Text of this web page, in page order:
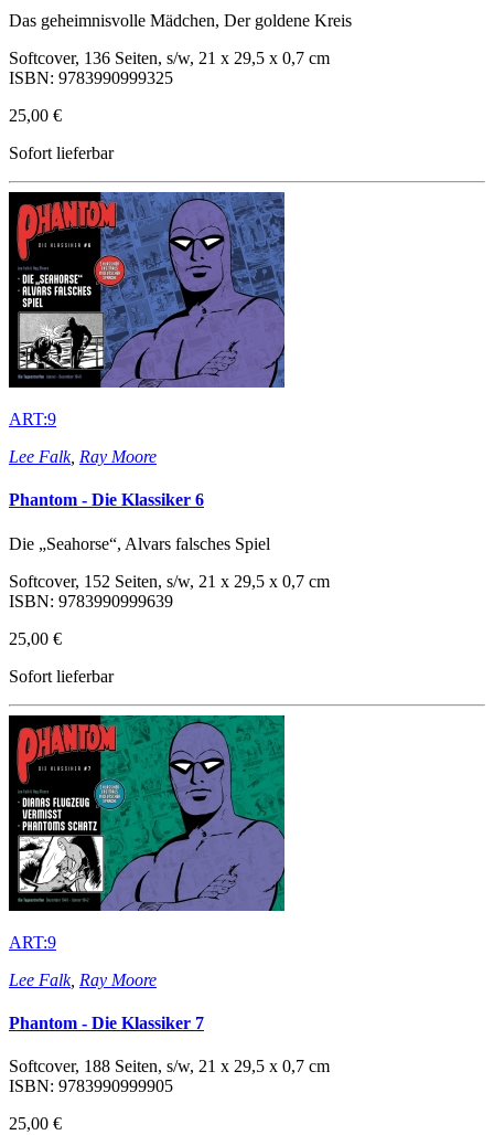
Das geheimnisvolle Mädchen, Der goldene Kreis
Softcover, 136 Seiten, s/w, 21 x 29,5 x 0,7 cm
ISBN: 9783990999325
25,00 €
Sofort lieferbar
ART:9
Lee Falk, Ray Moore
Phantom - Die Klassiker 6
Die „Seahorse“, Alvars falsches Spiel
Softcover, 152 Seiten, s/w, 21 x 29,5 x 0,7 cm
ISBN: 9783990999639
25,00 €
Sofort lieferbar
ART:9
Lee Falk, Ray Moore
Phantom - Die Klassiker 7
Softcover, 188 Seiten, s/w, 21 x 29,5 x 0,7 cm
ISBN: 9783990999905
25,00 €